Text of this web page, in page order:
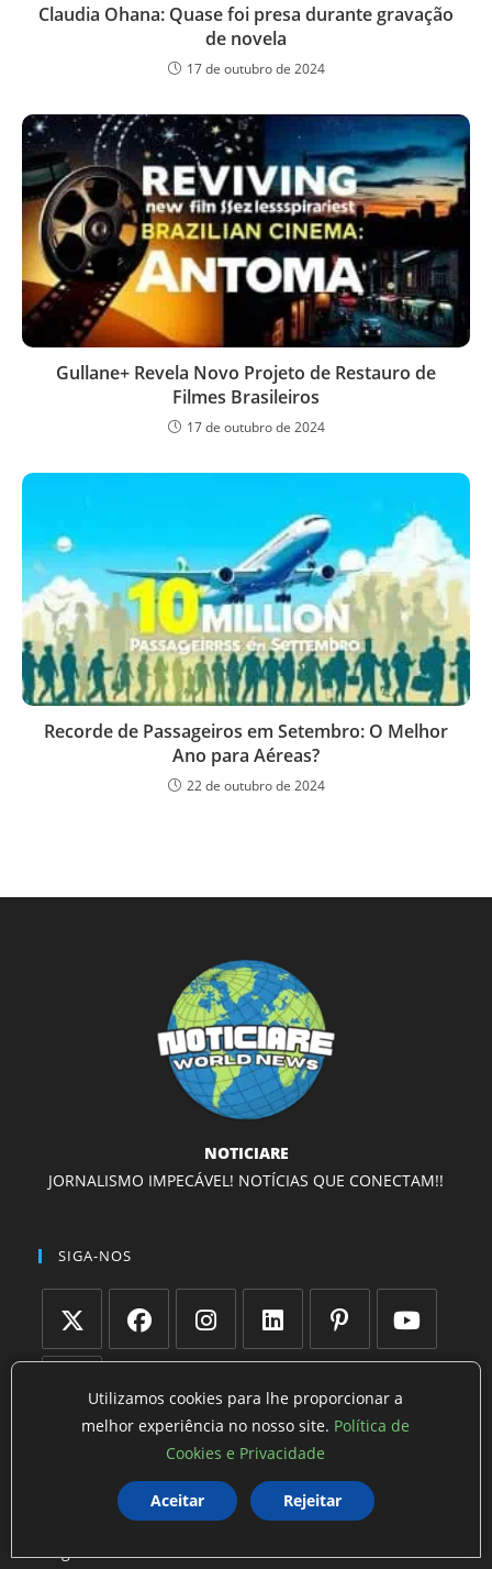
Claudia Ohana: Quase foi presa durante gravação
de novela
17 de outubro de 2024
Gullane+ Revela Novo Projeto de Restauro de
Filmes Brasileiros
17 de outubro de 2024
Recorde de Passageiros em Setembro: O Melhor
Ano para Aéreas?
22 de outubro de 2024
NOTICIARE
JORNALISMO IMPECÁVEL! NOTÍCIAS QUE CONECTAM!!
SIGA-NOS
Abre
Abre
em
uma
Abre
em
uma
nova
Abre
nova
Abre
uma
nova
Abre
uma
Blog
Utilizamos cookies para lhe proporcionar a
melhor experiência no nosso site. Política de
Cookies e Privacidade
Aceitar Rejeitar